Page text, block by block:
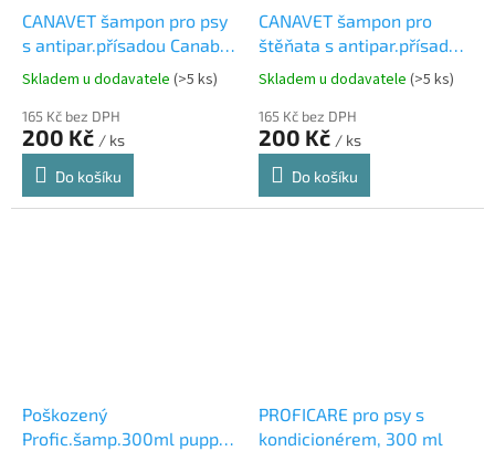
CANAVET šampon pro psy
s antipar.přísadou Canabis
CC 250ml
Skladem u dodavatele (>5 ks)
165 Kč bez DPH
200 Kč / ks
Do košíku
CANAVET šampon pro
štěňata s antipar.přísadou
Canabis 250 ml
Skladem u dodavatele (>5 ks)
165 Kč bez DPH
200 Kč / ks
Do košíku
Poškozený
Profic.šamp.300ml puppy
PROFICARE pro psy s
kondicionérem, 300 ml